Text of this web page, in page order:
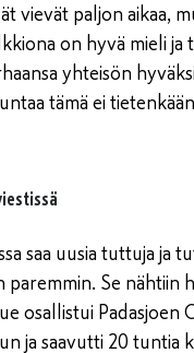
vievät paljon aikaa,
on hyvä mieli ja
yhteisön
tämä ei
saa uusia tuttuja ja
paremmin. Se nähtiin
osallistui Padasjoen
ja saavutti 20 tuntia